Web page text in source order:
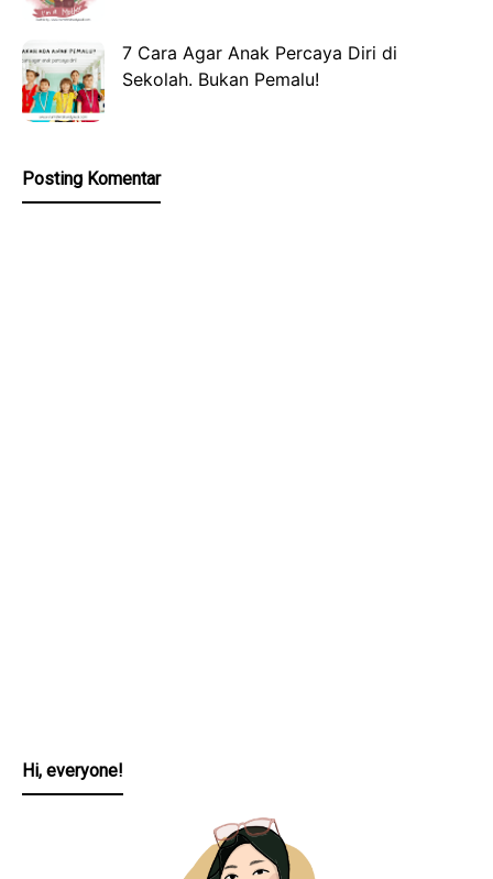
7 Cara Agar Anak Percaya Diri di
Sekolah. Bukan Pemalu!
Posting Komentar
Hi, everyone!